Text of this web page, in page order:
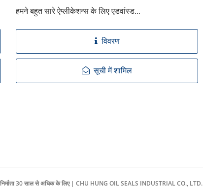
हमने बहुत सारे ऐप्लीकेशन्स के लिए एडवांस्ड...
विवरण
सूची में शामिल
30 साल से अधिक के लिए | CHU HUNG OIL SEALS INDUSTRIAL CO., LTD.